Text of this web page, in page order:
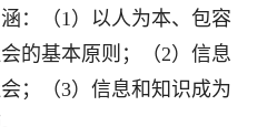
：
（1）以人为本、包容
的基本原则 ；
（2）信息
；
（3）信息和知识成为